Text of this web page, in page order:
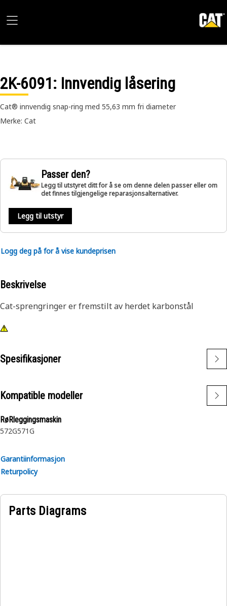
2K-6091: Innvendig låsering
Cat® innvendig snap-ring med 55,63 mm fri diameter
Merke: Cat
Passer den?
Legg til utstyret ditt for å se om denne delen passer eller om
det finnes tilgjengelige reparasjonsalternativer.
Legg til utstyr
Logg deg på for å vise kundeprisen
Beskrivelse
Cat-sprengringer er fremstilt av herdet karbonstål
Spesifikasjoner
Kompatible modeller
RøRleggingsmaskin
572G571G
Garantiinformasjon
Returpolicy
Parts Diagrams